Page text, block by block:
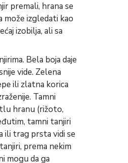
premali, hrana se
izgledati kao
izobilja, ali sa
Bela boja daje
vide. Zelena
ili zlatna korica
Tamni
hranu (rižoto,
tamni tanjiri
ili trag prsta vidi se
prema nekim
mogu da ga